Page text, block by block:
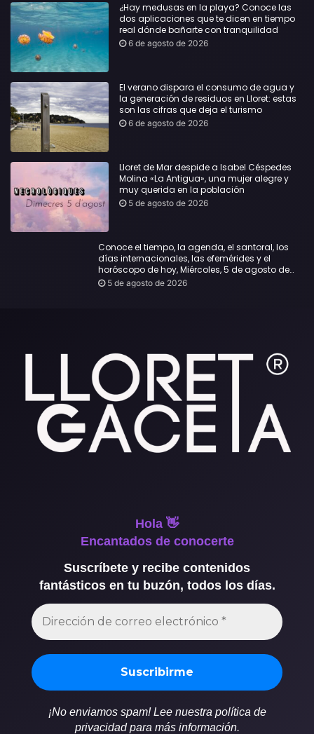
¿Hay medusas en la playa? Conoce las
dos aplicaciones que te dicen en tiempo
real dónde bañarte con tranquilidad
6 de agosto de 2026
El verano dispara el consumo de agua y
la generación de residuos en Lloret: estas
son las cifras que deja el turismo
6 de agosto de 2026
Lloret de Mar despide a Isabel Céspedes
Molina «La Antigua», una mujer alegre y
muy querida en la población
5 de agosto de 2026
Conoce el tiempo, la agenda, el santoral, los
días internacionales, las efemérides y el
horóscopo de hoy, Miércoles, 5 de agosto de
2026:
5 de agosto de 2026
Hola 👋
Encantados de conocerte
Suscríbete y recibe contenidos
fantásticos en tu buzón, todos los días.
¡No enviamos spam! Lee nuestra política de
privacidad para más información.